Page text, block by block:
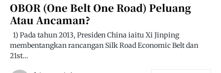
OBOR (One Belt One Road) Peluang
Atau Ancaman?
1) Pada tahun 2013, Presiden China iaitu Xi Jinping
membentangkan rancangan Silk Road Economic Belt dan
21st…